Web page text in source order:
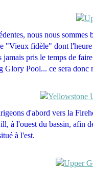
nous nous
"Vieux fidèle" dont l'heure
jamais pris le temps de
Glory Pool... ce sera donc
d'abord vers la
à l'ouest du bassin, afin
à l'est.